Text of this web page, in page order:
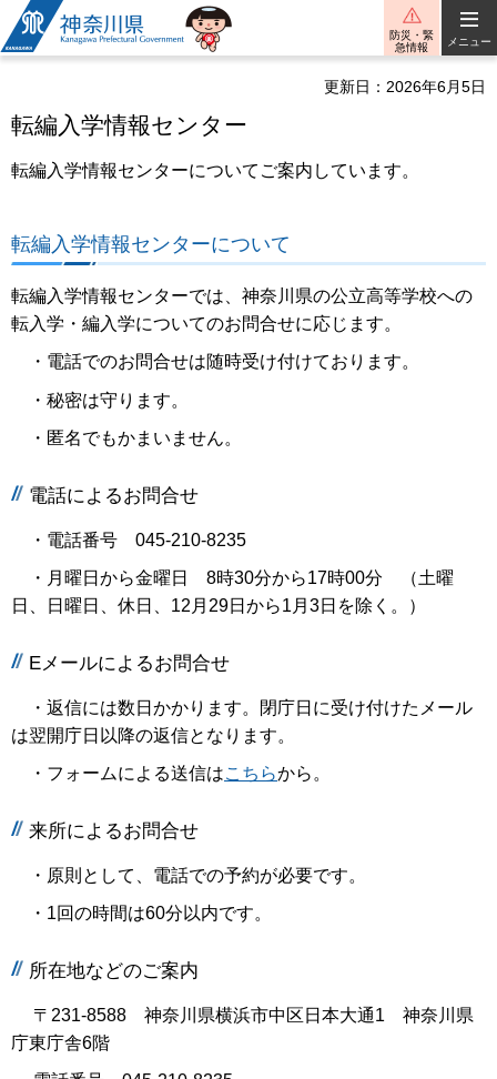
神奈川県
防災・緊
急情報
メニュー
更新日：2026年6月5日
転編入学情報センター
転編入学情報センターについてご案内しています。
転編入学情報センターについて
転編入学情報センターでは、神奈川県の公立高等学校への
転入学・編入学についてのお問合せに応じます。
・電話でのお問合せは随時受け付けております。
・秘密は守ります。
・匿名でもかまいません。
電話によるお問合せ
・電話番号 045-210-8235
・月曜日から金曜日 8時30分から17時00分 （土曜
日、日曜日、休日、12月29日から1月3日を除く。）
Eメールによるお問合せ
・返信には数日かかります。閉庁日に受け付けたメール
は翌開庁日以降の返信となります。
・フォームによる送信はこちらから。
来所によるお問合せ
・原則として、電話での予約が必要です。
・1回の時間は60分以内です。
所在地などのご案内
〒231-8588 神奈川県横浜市中区日本大通1 神奈川県
庁東庁舎6階